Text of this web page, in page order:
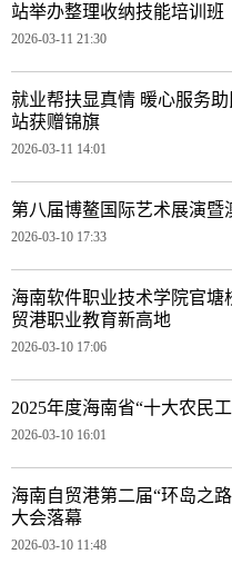
站举办整理收纳技能培训班
2026-03-11 21:30
就业帮扶显真情 暖心服务
站获赠锦旗
2026-03-11 14:01
第八届博鳌国际艺术展演暨
2026-03-10 17:33
海南软件职业技术学院官塘
贸港职业教育新高地
2026-03-10 17:06
2025年度海南省“十大农民
2026-03-10 16:01
海南自贸港第二届“环岛之
大会落幕
2026-03-10 11:48